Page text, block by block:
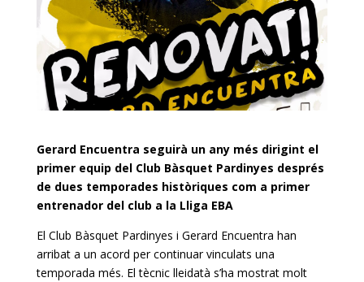
Gerard Encuentra seguirà un any més dirigint el
primer equip del Club Bàsquet Pardinyes després
de dues temporades històriques com a primer
entrenador del club a la Lliga EBA
El Club Bàsquet Pardinyes i Gerard Encuentra han
arribat a un acord per continuar vinculats una
temporada més. El tècnic lleidatà s’ha mostrat molt